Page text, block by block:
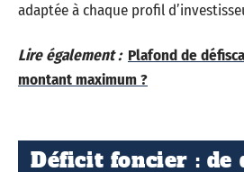
adaptée à chaque profil
Lire également : Plafond de
montant maximum ?
Déficit foncier : de